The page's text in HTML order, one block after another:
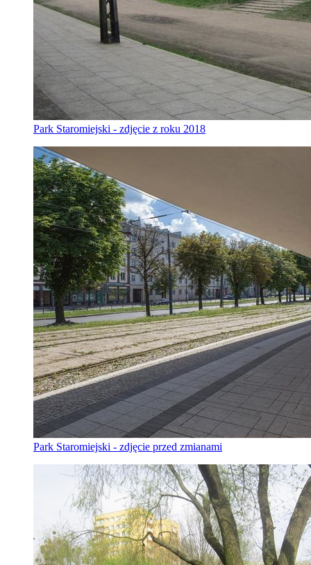
Park Staromiejski - zdjęcie z roku 2018
Park Staromiejski - zdjęcie przed zmianami